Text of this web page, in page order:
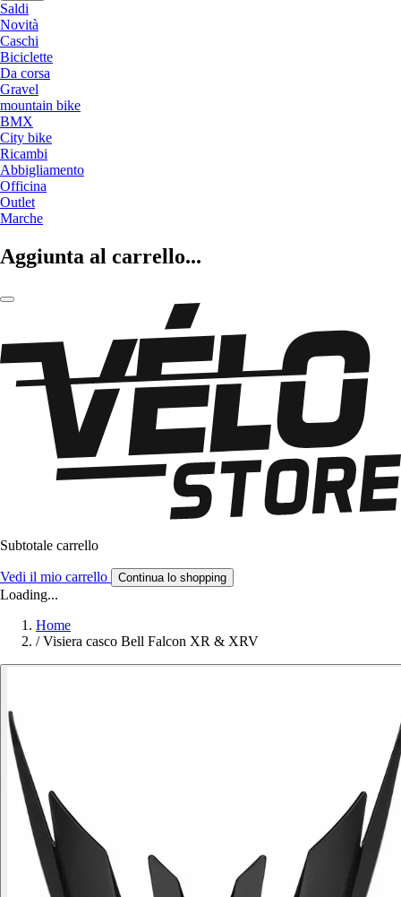
Saldi
Novità
Caschi
Biciclette
Da corsa
Gravel
mountain bike
BMX
City bike
Ricambi
Abbigliamento
Officina
Outlet
Marche
Aggiunta al carrello...
Subtotale carrello
Vedi il mio carrello Continua lo shopping
Loading...
Home
/ Visiera casco Bell Falcon XR & XRV